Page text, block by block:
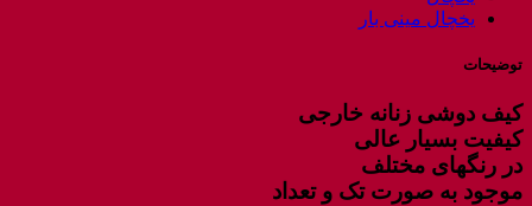
یخچال مینی بار
توضیحات
کیف دوشی زنانه خارجی
کیفیت بسیار عالی
در رنگهای مختلف
موجود به صورت تک و تعداد